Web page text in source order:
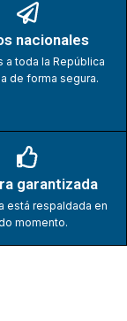
nacionales
a toda la República
de forma segura.
garantizada
está respaldada en
momento.